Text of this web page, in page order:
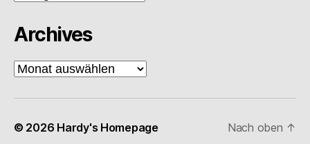
Archives
Archives
© 2026 Hardy's Homepage Nach oben ↑